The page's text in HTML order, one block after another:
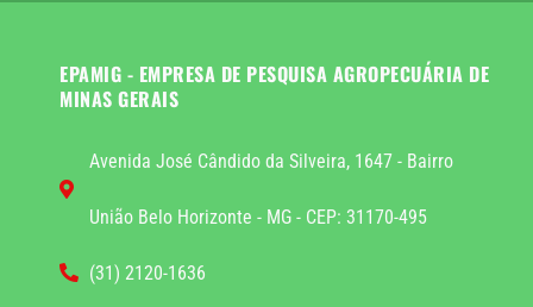
EPAMIG - EMPRESA DE PESQUISA AGROPECUÁRIA DE
MINAS GERAIS
Avenida José Cândido da Silveira, 1647 - Bairro
União Belo Horizonte - MG - CEP: 31170-495
(31) 2120-1636